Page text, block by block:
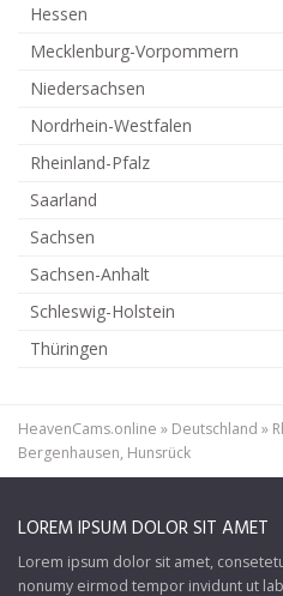
Hessen
Mecklenburg-Vorpommern
Niedersachsen
Nordrhein-Westfalen
Rheinland-Pfalz
Saarland
Sachsen
Sachsen-Anhalt
Schleswig-Holstein
Thüringen
HeavenCams.online » Deutschland »
Bergenhausen, Hunsrück
LOREM IPSUM DOLOR SIT AMET
Lorem ipsum dolor sit amet,
nonumy eirmod tempor invidunt ut